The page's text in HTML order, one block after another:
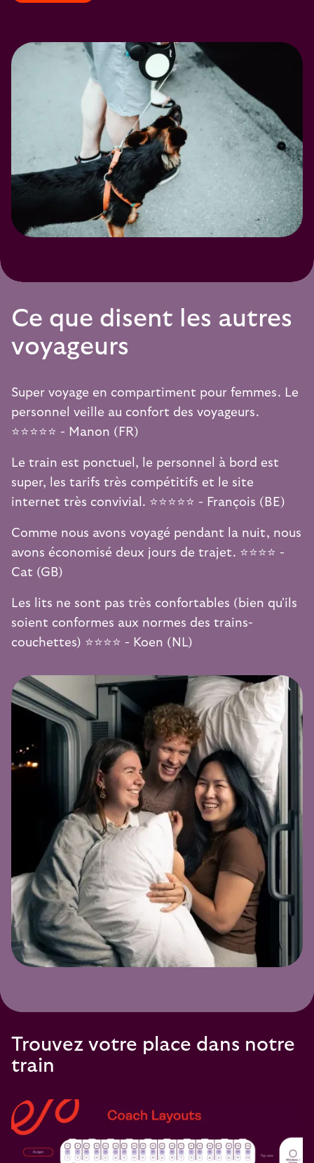
Ce que disent les autres
voyageurs
Super voyage en compartiment pour femmes. Le
personnel veille au confort des voyageurs.
⭐️⭐️⭐️⭐️⭐️ - Manon (FR)
Le train est ponctuel, le personnel à bord est
super, les tarifs très compétitifs et le site
internet très convivial. ⭐️⭐️⭐️⭐️⭐️ - François (BE)
Comme nous avons voyagé pendant la nuit, nous
avons économisé deux jours de trajet. ⭐️⭐️⭐️⭐️ -
Cat (GB)
Les lits ne sont pas très confortables (bien qu'ils
soient conformes aux normes des trains-
couchettes) ⭐️⭐️⭐️⭐️ - Koen (NL)
Trouvez votre place dans notre
train